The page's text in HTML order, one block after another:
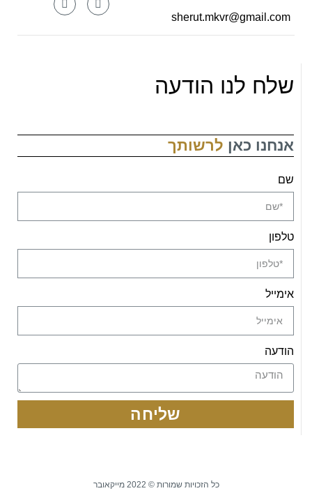
sherut.mkvr@gmail.com
שלח לנו הודעה
אנחנו כאן לרשותך
שם
טלפון
אימייל
הודעה
שליחה
כל הזכויות שמורות © 2022 מייקאובר